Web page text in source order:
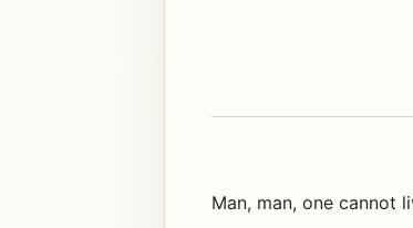
Man, man, one cannot